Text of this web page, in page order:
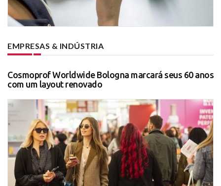
EMPRESAS & INDÚSTRIA
Cosmoprof Worldwide Bologna marcará seus 60 anos
com um layout renovado